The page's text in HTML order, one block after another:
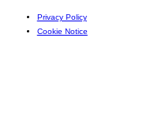
Privacy Policy
Cookie Notice